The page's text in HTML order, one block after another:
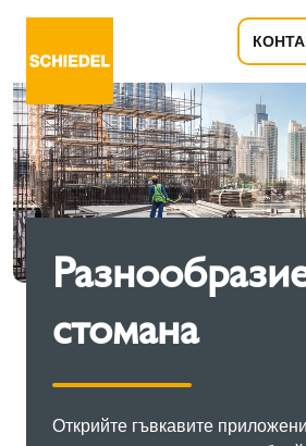
стомана
Открийте гъвкавите